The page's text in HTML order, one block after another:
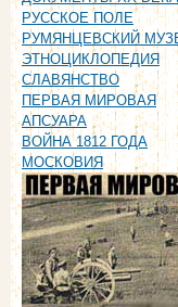
РУССКОЕ ПОЛЕ
РУМЯНЦЕВСКИЙ
ЭТНОЦИКЛОПЕДИЯ
СЛАВЯНСТВО
ПЕРВАЯ МИРОВАЯ
АПСУАРА
ВОЙНА 1812 ГОДА
МОСКОВИЯ